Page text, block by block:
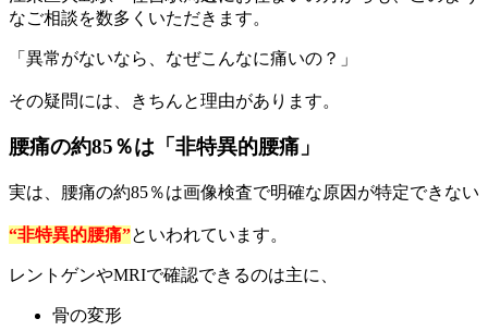
なご相談を数多くいただきます。
「異常がないなら、なぜこんなに痛いの？」
その疑問には、きちんと理由があります。
腰痛の約85％は「非特異的腰痛」
実は、腰痛の約85％は画像検査で明確な原因が特定できない
“非特異的腰痛”といわれています。
レントゲンやMRIで確認できるのは主に、
骨の変形